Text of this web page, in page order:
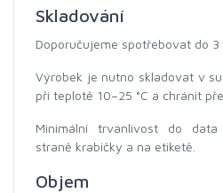
Skladování
Doporučujeme spotřebovat do 3
Výrobek je nutno skladovat v
při teplotě 10–25 °C a chránit
Minimální trvanlivost do
straně krabičky a na etiketě.
Objem